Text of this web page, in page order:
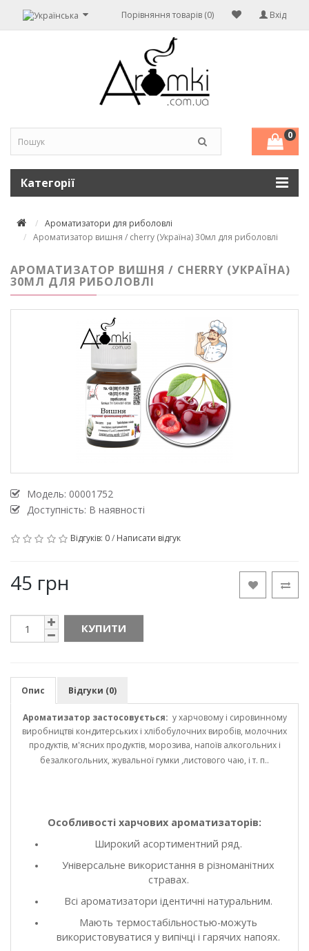
Вхід
Порівняння товарів (0)
0
Категорії
Ароматизатори для риболовлі
Ароматизатор вишня / cherry (Україна) 30мл для риболовлі
АРОМАТИЗАТОР ВИШНЯ / CHERRY (УКРАЇНА)
30МЛ ДЛЯ РИБОЛОВЛІ
Модель: 00001752
Доступність: В наявності
Відгуків: 0/ Написати відгук
45 грн
КУПИТИ
Опис Відгуки (0)
Ароматизатор застосовується: у харчовому і сировинному
виробництві кондитерських і хлібобулочних виробів, молочних
продуктів, м'ясних продуктів, морозива, напоїв алкогольних і
безалкогольних, жувальної гумки ,листового чаю, і т. п..
Особливості харчових ароматизаторів:
Широкий асортиментний ряд.
Універсальне використання в різноманітних
стравах.
Всі ароматизатори ідентичні натуральним.
Мають термостабільностью-можуть
використовуватися у випічці і гарячих напоях.